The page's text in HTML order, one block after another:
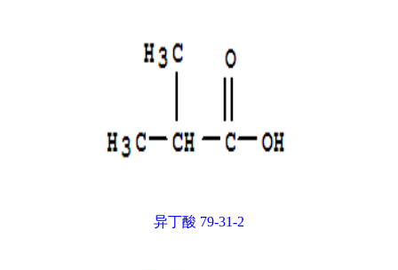
异丁酸 79-31-2